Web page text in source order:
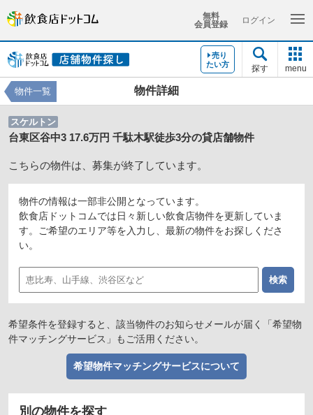
無料
会員登録
ログイン
売り
たい方
探す menu
物件詳細
物件一覧
スケルトン
台東区谷中3 17.6万円 千駄木駅徒歩3分の貸店舗物件
こちらの物件は、募集が終了しています。
物件の情報は一部非公開となっています。
飲食店ドットコムでは日々新しい飲食店物件を更新していま
す。ご希望のエリア等を入力し、最新の物件をお探しくださ
い。
希望条件を登録すると、該当物件のお知らせメールが届く「希望物
件マッチングサービス」もご活用ください。
希望物件マッチングサービスについて
別の物件を探す